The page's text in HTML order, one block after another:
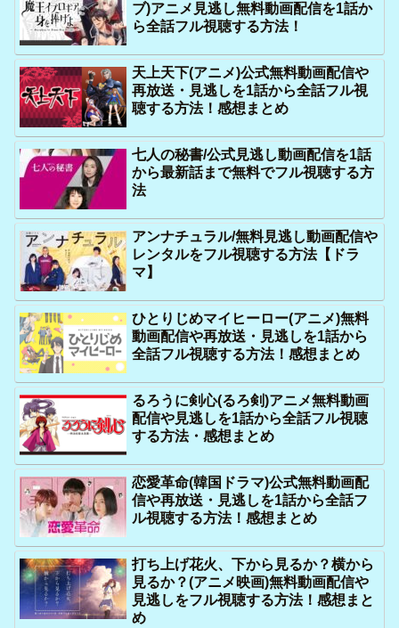
ブ)アニメ見逃し無料動画配信を1話か
ら全話フル視聴する方法！
天上天下(アニメ)公式無料動画配信や
再放送・見逃しを1話から全話フル視
聴する方法！感想まとめ
七人の秘書/公式見逃し動画配信を1話
から最新話まで無料でフル視聴する方
法
アンナチュラル/無料見逃し動画配信や
レンタルをフル視聴する方法【ドラ
マ】
ひとりじめマイヒーロー(アニメ)無料
動画配信や再放送・見逃しを1話から
全話フル視聴する方法！感想まとめ
るろうに剣心(るろ剣)アニメ無料動画
配信や見逃しを1話から全話フル視聴
する方法・感想まとめ
恋愛革命(韓国ドラマ)公式無料動画配
信や再放送・見逃しを1話から全話フ
ル視聴する方法！感想まとめ
打ち上げ花火、下から見るか？横から
見るか？(アニメ映画)無料動画配信や
見逃しをフル視聴する方法！感想まと
め